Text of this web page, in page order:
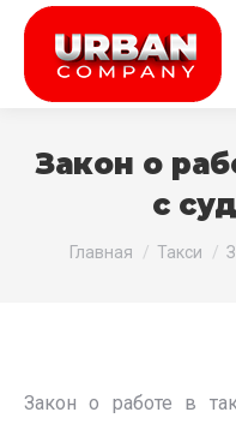
Закон о
с
Вы здесь:
Главная Такси
Закон о работе в